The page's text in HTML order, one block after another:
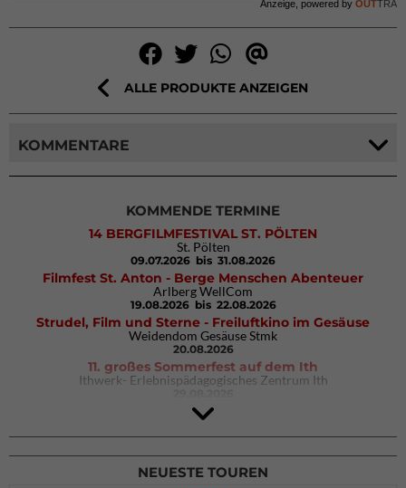
Anzeige, powered by OUTTRA
ALLE PRODUKTE ANZEIGEN
KOMMENTARE
KOMMENDE TERMINE
14 BERGFILMFESTIVAL ST. PÖLTEN
St. Pölten
09.07.2026 bis 31.08.2026
Filmfest St. Anton - Berge Menschen Abenteuer
Arlberg WellCom
19.08.2026 bis 22.08.2026
Strudel, Film und Sterne - Freiluftkino im Gesäuse
Weidendom Gesäuse Stmk
20.08.2026
11. großes Sommerfest auf dem Ith
Ithwerk- Erlebnispädagogisches Zentrum Ith
Rock Master Arco
Arco (IT)
02.10.2026bis 04.10.2026
NEUESTE TOUREN